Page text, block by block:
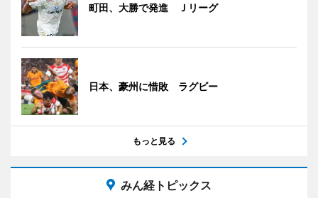
町田、大勝で発進 Ｊリーグ
日本、豪州に惜敗 ラグビー
もっと見る
みん経トピックス